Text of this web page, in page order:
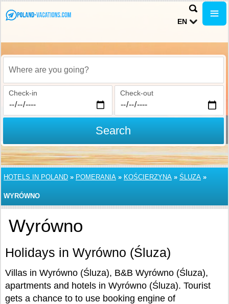
EN
Where are you going?
Check-in Check-out
Search
HOTELS IN POLAND » POMERANIA » KOŚCIERZYNA » ŚLUZA »
WYRÓWNO
Wyrówno
Holidays in Wyrówno (Śluza)
Villas in Wyrówno (Śluza), B&B Wyrówno (Śluza),
apartments and hotels in Wyrówno (Śluza). Tourist
gets a chance to to use booking engine of